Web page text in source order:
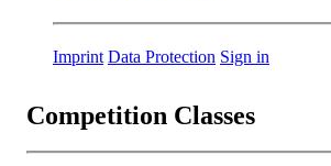
Imprint Data Protection Sign in
Competition Classes